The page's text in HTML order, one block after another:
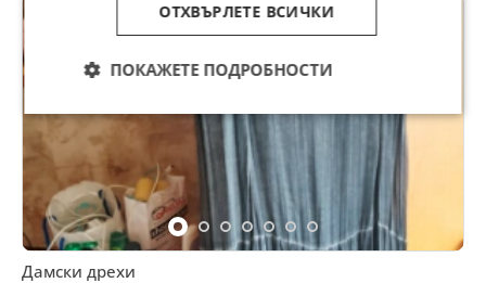
Дамски дрехи
ОТХВЪРЛЕТЕ ВСИЧКИ
ПОКАЖЕТЕ ПОДРОБНОСТИ